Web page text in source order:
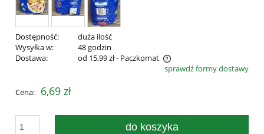
Dostępność:
duża ilość
Wysyłka w:
48 godzin
Dostawa:
od 15,99 zł- Paczkomat
Cena nie zawiera ewentualnych kosztów płatnościsprawdź formy dostawy
Cena: 6,69 zł
do koszyka